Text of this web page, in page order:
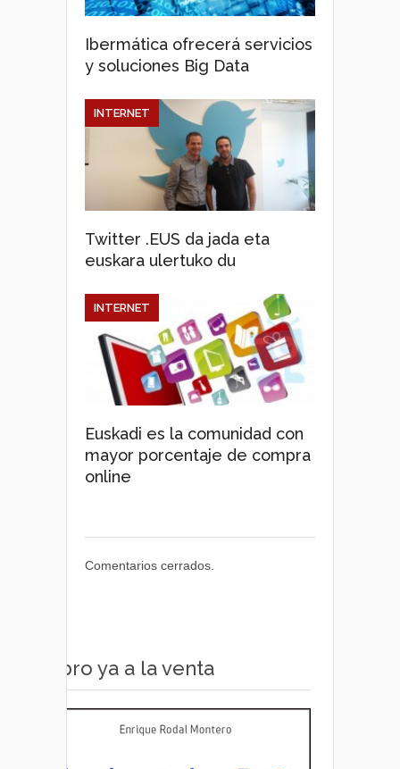
Ibermática ofrecerá servicios
y soluciones Big Data
Twitter .EUS da jada eta
euskara ulertuko du
INTERNET
Euskadi es la comunidad con
mayor porcentaje de compra
online
INTERNET
Comentarios cerrados.
Libro ya a la venta